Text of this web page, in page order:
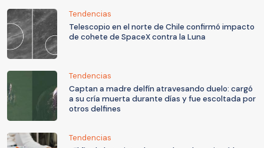
Tendencias
Telescopio en el norte de Chile confirmó impacto
de cohete de SpaceX contra la Luna
Tendencias
Captan a madre delfín atravesando duelo: cargó
a su cría muerta durante días y fue escoltada por
otros delfines
Tendencias